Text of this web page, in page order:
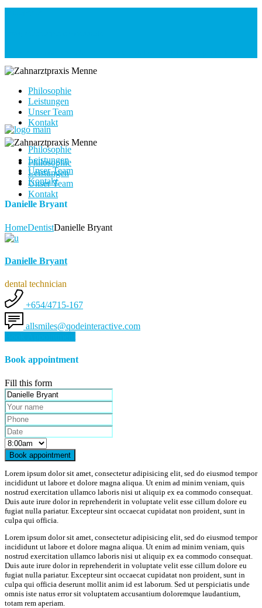
Philosophie
Leistungen
Unser Team
Kontakt
Philosophie
Leistungen
Unser Team
Kontakt
Philosophie
Leistungen
Unser Team
Kontakt
Danielle Bryant
HomeDentistDanielle Bryant
Danielle Bryant
dental technician
+654/4715-167
allsmiles@qodeinteractive.com
Book appointment
Fill this form
Book appointment
Lorem ipsum dolor sit amet, consectetur adipisicing elit, sed do eiusmod tempor
incididunt ut labore et dolore magna aliqua. Ut enim ad minim veniam, quis
nostrud exercitation ullamco laboris nisi ut aliquip ex ea commodo consequat.
Duis aute irure dolor in reprehenderit in voluptate velit esse cillum dolore eu
fugiat nulla pariatur. Excepteur sint occaecat cupidatat non proident, sunt in
culpa qui officia.
Lorem ipsum dolor sit amet, consectetur adipisicing elit, sed do eiusmod tempor
incididunt ut labore et dolore magna aliqua. Ut enim ad minim veniam, quis
nostrud exercitation ullamco laboris nisi ut aliquip ex ea commodo consequat.
Duis aute irure dolor in reprehenderit in voluptate velit esse cillum dolore eu
fugiat nulla pariatur. Excepteur sint occaecat cupidatat non proident, sunt in
culpa qui officia deserunt mollit anim id est laborum. Sed ut perspiciatis unde
omnis iste natus error sit voluptatem accusantium doloremque laudantium,
totam rem aperiam.